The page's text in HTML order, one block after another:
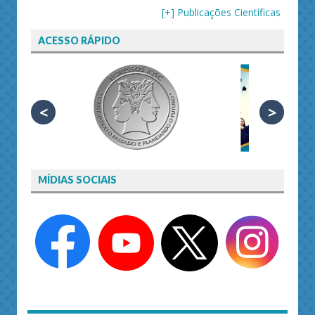
[+] Publicações Científicas
ACESSO RÁPIDO
< >
MÍDIAS SOCIAIS